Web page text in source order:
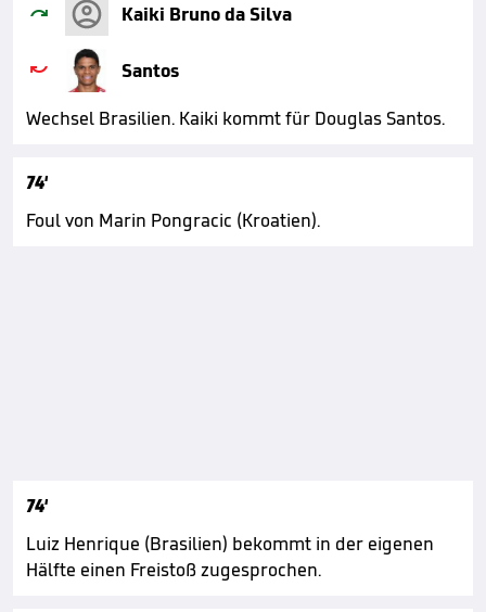
 Kaiki Bruno da Silva

Santos
Wechsel Brasilien. Kaiki kommt für Douglas Santos.
74'
Foul von Marin Pongracic (Kroatien).
74'
Luiz Henrique (Brasilien) bekommt in der eigenen
Hälfte einen Freistoß zugesprochen.